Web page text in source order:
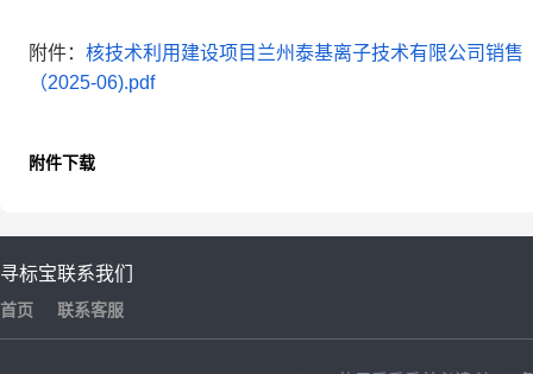
附件： 核技术利用建设项目兰州泰基离子技术有限公司销
（2025-06).pdf
附件下载
寻标宝
首页
联系我们
联系客服